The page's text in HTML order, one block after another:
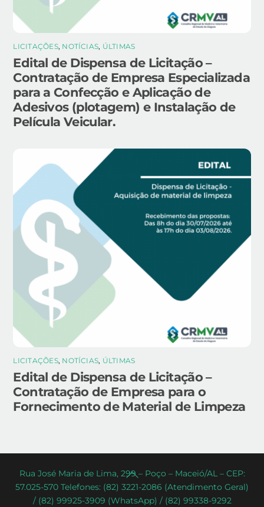
LICITAÇÕES, NOTÍCIAS, ÚLTIMAS
Edital de Dispensa de Licitação –
Contratação de Empresa Especializada
para a Confecção e Aplicação de
Adesivos (plotagem) e Instalação de
Película Veicular.
LICITAÇÕES, NOTÍCIAS, ÚLTIMAS
Edital de Dispensa de Licitação –
Contratação de Empresa para o
Fornecimento de Material de Limpeza
Back
To
Top
Rua José Maria de Lima, 299 – Poço – Maceió/AL – CEP:
57.025-570 Telefones: (82) 3221-2086 (Atendimento Geral)
/ (82) 99925-3909 (WhatsApp) / (82) 99338-9292